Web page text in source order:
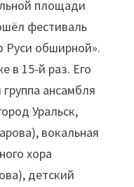
площади
фестиваль
Руси обширной».
в 15-й раз. Его
ансамбля
Уральск,
вокальная
хора
детский